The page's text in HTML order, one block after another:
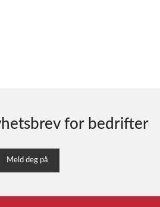
for bedrifter
Meld deg på